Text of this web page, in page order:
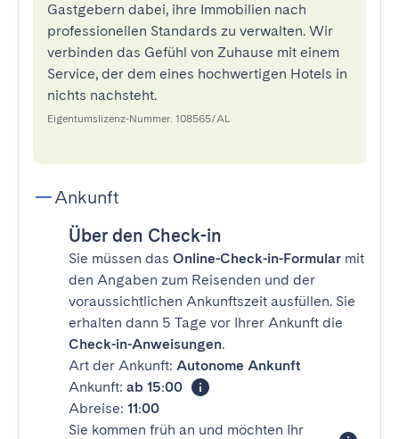
Gastgebern dabei, ihre Immobilien nach
professionellen Standards zu verwalten. Wir
verbinden das Gefühl von Zuhause mit einem
Service, der dem eines hochwertigen Hotels in
nichts nachsteht.
Eigentumslizenz-Nummer: 108565/AL
Ankunft
Über den Check-in
Sie müssen das Online-Check-in-Formular mit
den Angaben zum Reisenden und der
voraussichtlichen Ankunftszeit ausfüllen. Sie
erhalten dann 5 Tage vor Ihrer Ankunft die
Check-in-Anweisungen.
Art der Ankunft: Autonome Ankunft
Ankunft: ab 15:00
Abreise: 11:00
Sie kommen früh an und möchten Ihr